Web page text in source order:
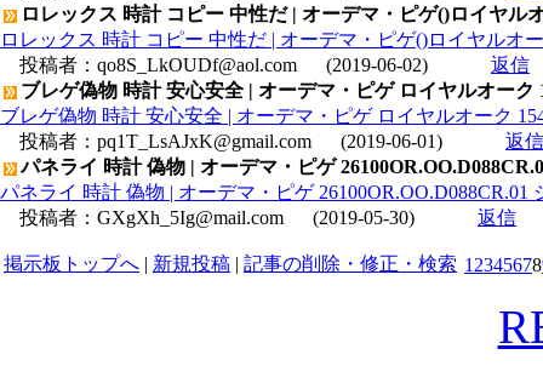
ロレックス 時計 コピー 中性だ | オーデマ・ピゲ()ロイヤル
ロレックス 時計 コピー 中性だ | オーデマ・ピゲ()ロイヤルオ
投稿者： qo8S_LkOUDf@aol.com (2019-06-02)
返信
ブレゲ偽物 時計 安心安全 | オーデマ・ピゲ ロイヤルオーク
ブレゲ偽物 時計 安心安全 | オーデマ・ピゲ ロイヤルオーク
投稿者： pq1T_LsAJxK@gmail.com (2019-06-01)
返信
パネライ 時計 偽物 | オーデマ・ピゲ
パネライ 時計 偽物 | オーデマ・ピゲ
投稿者： GXgXh_5Ig@mail.com (2019-05-30) 返信
掲示板トップへ | 新規投稿 | 記事の削除・修正・検索 1 2345678